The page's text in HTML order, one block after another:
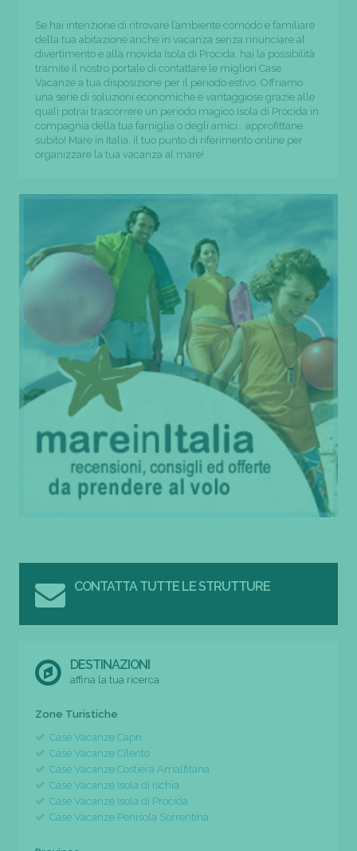
Se hai intenzione di ritrovare l’ambiente comodo e familiare
della tua abitazione anche in vacanza senza rinunciare al
divertimento e alla movida Isola di Procida, hai la possibilità
tramite il nostro portale di contattare le migliori Case
Vacanze a tua disposizione per il periodo estivo. Offriamo
una serie di soluzioni economiche e vantaggiose grazie alle
quali potrai trascorrere un periodo magico Isola di Procida in
compagnia della tua famiglia o degli amici… approfittane
subito! Mare in Italia, il tuo punto di riferimento online per
organizzare la tua vacanza al mare!
CONTATTA TUTTE LE STRUTTURE
DESTINAZIONI
affina la tua ricerca
Zone Turistiche
Case Vacanze Capri
Case Vacanze Cilento
Case Vacanze Costiera Amalfitana
Case Vacanze Isola di Ischia
Case Vacanze Isola di Procida
Case Vacanze Penisola Sorrentina